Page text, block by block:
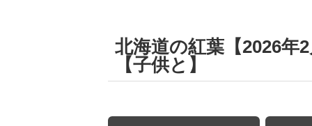
北海道の紅葉【2026年
【子供と】